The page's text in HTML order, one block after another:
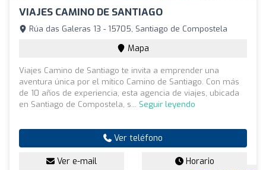
VIAJES CAMINO DE SANTIAGO
Rúa das Galeras 13 - 15705, Santiago de Compostela
Mapa
Viajes Camino de Santiago te invita a emprender una
aventura única por el mítico Camino de Santiago. Con más
de 10 años de experiencia, esta agencia de viajes, ubicada
en Santiago de Compostela, s... Seguir leyendo
Ver teléfono
Ver e-mail Horario